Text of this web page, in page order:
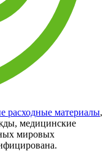
расходные материалы,
медицинские
мировых